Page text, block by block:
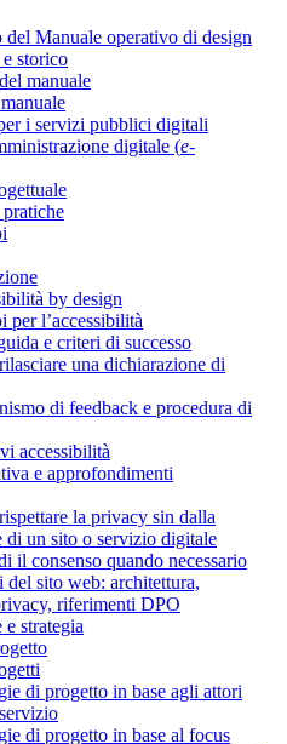
del Manuale operativo di design
storico
manuale
i servizi pubblici digitali
digitale (e-
by design
per l’accessibilità
e criteri di successo
una dichiarazione di
di feedback e procedura di
accessibilità
e approfondimenti
la privacy sin dalla
di un sito o servizio digitale
il consenso quando necessario
del sito web: architettura,
riferimenti DPO
strategia
di progetto in base agli attori
di progetto in base al focus